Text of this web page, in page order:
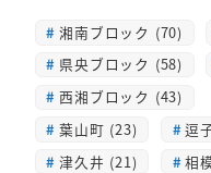
湘南ブロック (70)
県央ブロック (58)
西湘ブロック (43)
葉山町 (23)
逗
津久井 (21)
相